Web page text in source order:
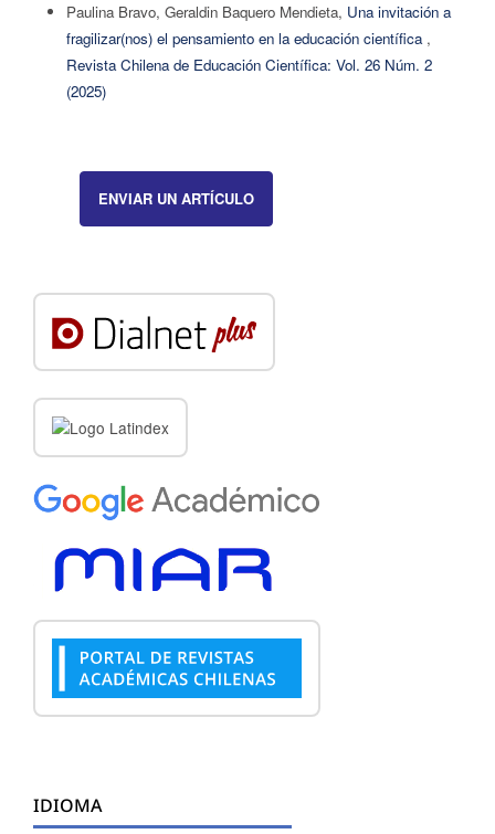
Paulina Bravo, Geraldin Baquero Mendieta, Una invitación a
fragilizar(nos) el pensamiento en la educación científica ,
Revista Chilena de Educación Científica: Vol. 26 Núm. 2
(2025)
ENVIAR UN ARTÍCULO
IDIOMA